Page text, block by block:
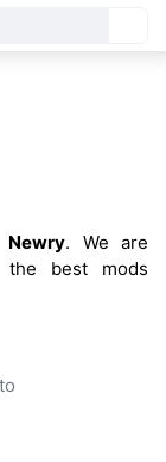
Newry. We are
the best mods